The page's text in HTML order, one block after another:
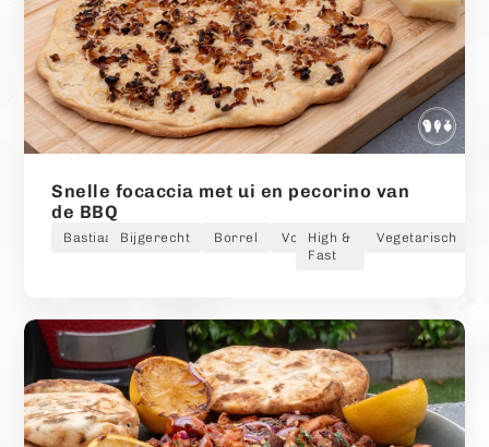
Snelle focaccia met ui en pecorino van
de BBQ
BastiaanBijgerecht Borrel Voorgerecht
High &
Fast
Vegetarisch